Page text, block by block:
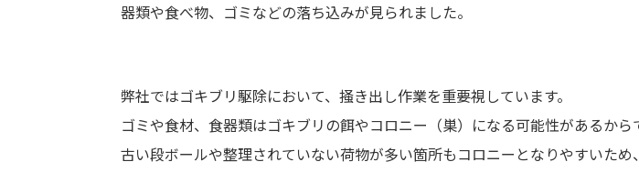
器類や食べ物、ゴミなどの落ち込みが見られました。
弊社ではゴキブリ駆除において、掻き出し作業を重要視しています。
ゴミや食材、食器類はゴキブリの餌やコロニー（巣）になる可能性があるから
古い段ボールや整理されていない荷物が多い箇所もコロニーとなりやすいた